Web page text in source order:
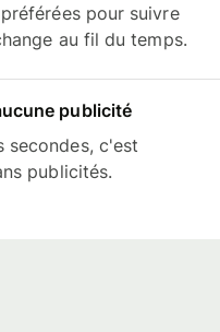
pour suivre
au fil du temps.
publicité
secondes, c'est
publicités.